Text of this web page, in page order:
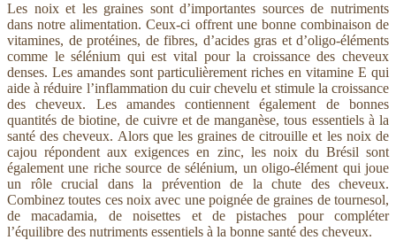
Les noix et les graines sont d’importantes sources de nutriments
dans notre alimentation. Ceux-ci offrent une bonne combinaison de
vitamines, de protéines, de fibres, d’acides gras et d’oligo-éléments
comme le sélénium qui est vital pour la croissance des cheveux
denses. Les amandes sont particulièrement riches en vitamine E qui
aide à réduire l’inflammation du cuir chevelu et stimule la croissance
des cheveux. Les amandes contiennent également de bonnes
quantités de biotine, de cuivre et de manganèse, tous essentiels à la
santé des cheveux. Alors que les graines de citrouille et les noix de
cajou répondent aux exigences en zinc, les noix du Brésil sont
également une riche source de sélénium, un oligo-élément qui joue
un rôle crucial dans la prévention de la chute des cheveux.
Combinez toutes ces noix avec une poignée de graines de tournesol,
de macadamia, de noisettes et de pistaches pour compléter
l’équilibre des nutriments essentiels à la bonne santé des cheveux.